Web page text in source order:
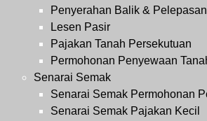
Penyerahan Balik &
Lesen Pasir
Pajakan Tanah Persekutuan
Permohonan Penyewaan
Senarai Semak
Senarai Semak Permohonan
Senarai Semak Pajakan Kecil